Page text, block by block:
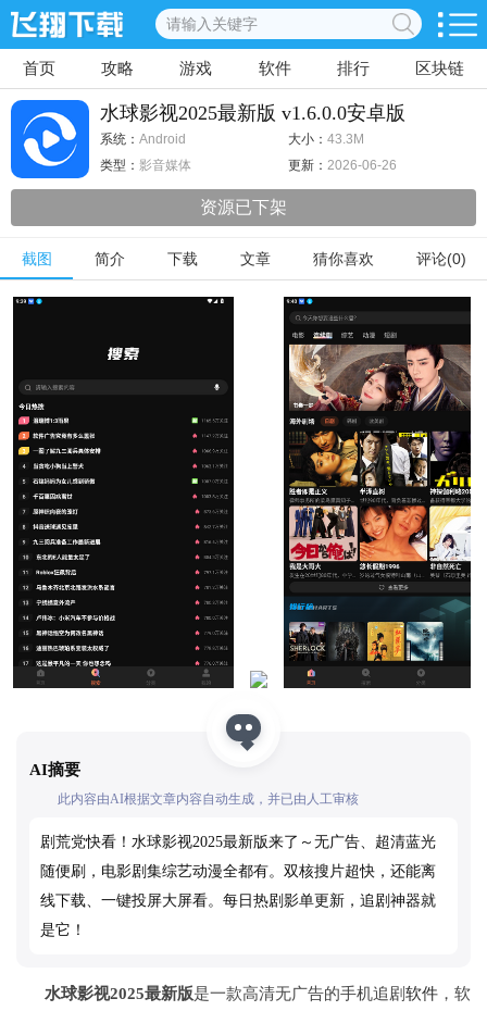
首页 攻略 游戏 软件 排行 区块链
水球影视2025最新版 v1.6.0.0安卓版
系统： Android 大小： 43.3M
类型： 影音媒体 更新： 2026-06-26
资源已下架
截图 简介 下载 文章 猜你喜欢 评论(0)
AI摘要
此内容由AI根据文章内容自动生成，并已由人工审核
剧荒党快看！水球影视2025最新版来了～无广告、超清蓝光
随便刷，电影剧集综艺动漫全都有。双核搜片超快，还能离
线下载、一键投屏大屏看。每日热剧影单更新，追剧神器就
是它！
水球影视2025最新版是一款高清无广告的手机追剧软件 ，软